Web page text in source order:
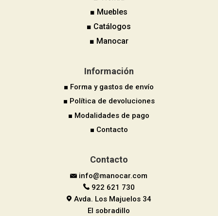
■ Muebles
■ Catálogos
■ Manocar
Información
■ Forma y gastos de envío
■ Política de devoluciones
■ Modalidades de pago
■ Contacto
Contacto
info@manocar.com
922 621 730
Avda. Los Majuelos 34
El sobradillo